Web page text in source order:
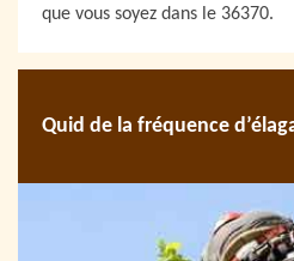
que vous soyez dans le 36370.
Quid de la fréquence